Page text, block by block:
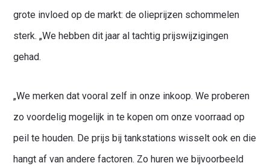
grote invloed op de markt: de olieprijzen schommelen
sterk. „We hebben dit jaar al tachtig prijswijzigingen
gehad.
„We merken dat vooral zelf in onze inkoop. We proberen
zo voordelig mogelijk in te kopen om onze voorraad op
peil te houden. De prijs bij tankstations wisselt ook en die
hangt af van andere factoren. Zo huren we bijvoorbeeld